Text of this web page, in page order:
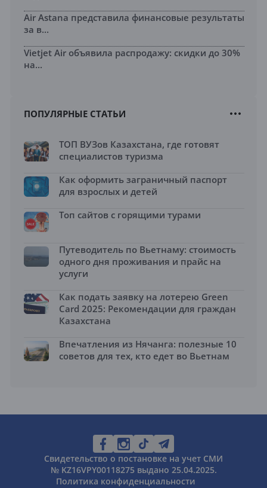
Air Astana представила финансовые результаты
за в...
Vietjet Air объявила распродажу: скидки до 30%
на...
ПОПУЛЯРНЫЕ СТАТЬИ
ТОП ВУЗов Казахстана, где готовят
специалистов туризма
Как оформить заграничный паспорт
для взрослых и детей
Топ сайтов с горящими турами
Путеводитель по Вьетнаму: стоимость
одного дня проживания и прайс на
услуги
Как подать заявку на лотерею Green
Card 2025: Рекомендации для граждан
Казахстана
Впечатления из Нячанга: полезные 10
советов для тех, кто едет во Вьетнам
Свидетельство о постановке на учет СМИ
№ KZ16VPY00118275 выдано 25.04.2025.
Политика конфиденциальности